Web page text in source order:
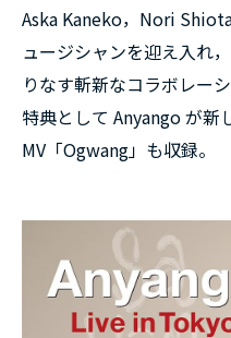
Aska Kaneko，Nori
ュージシャンを迎え入れ
りなす斬新なコラボレー
特典として Anyango が新
MV「Ogwang」も収録。